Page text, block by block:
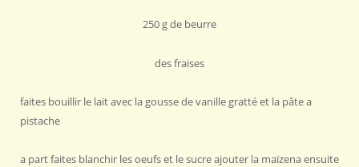
250 g de beurre
des fraises
faites bouillir le lait avec la gousse de vanille gratté et la pâte a
pistache
a part faites blanchir les oeufs et le sucre ajouter la maïzena ensuite